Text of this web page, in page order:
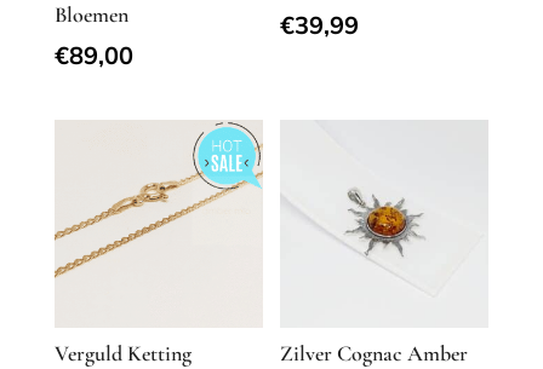
Bloemen
€89,00
€39,99
Verguld Ketting
Zilver Cognac Amber